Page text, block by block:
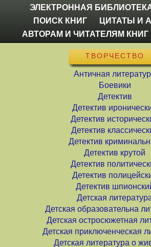
ЭЛЕКТРОННАЯ БИБЛИОТЕКА
ПОИСК КНИГ
ЦИТАТЫ И
АВТОРАМ И ЧИТАТЕЛЯМ КНИГ
ТВОРЧЕСТВО
Античная
Боевики
Детектив
Детектив
Детектив
Детектив
Детектив
Детектив крутой
Детектив
Детектив
Детектив
Детская
Детская образовательна
Детская остросюжетная
Детская приключенческая
Детская литература о